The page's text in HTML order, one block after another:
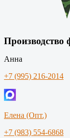
Производство
Анна
+7 (995) 216-2014
Елена (Опт.)
+7 (983) 554-6868